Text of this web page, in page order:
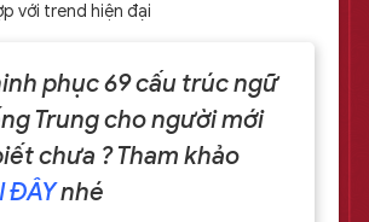
với trend hiện đại
phục 69 cấu trúc ngữ
Trung cho người mới
chưa ? Tham khảo
ĐÂYnhé